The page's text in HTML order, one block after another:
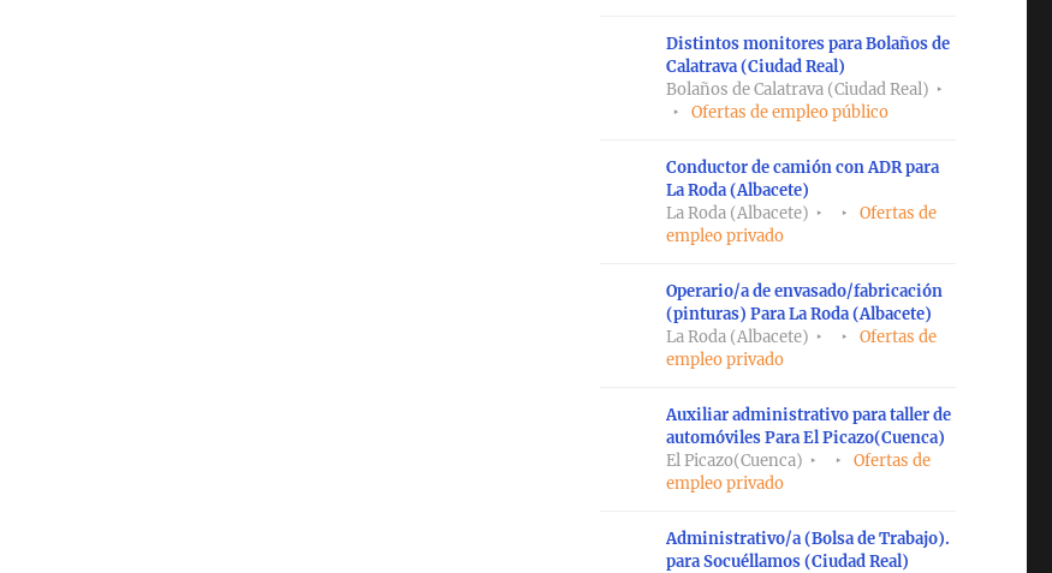
Distintos monitores para Bolaños de
Calatrava (Ciudad Real)
Bolaños de Calatrava (Ciudad Real)
Ofertas de empleo público
Conductor de camión con ADR para
La Roda (Albacete)
La Roda (Albacete)
Ofertas de
empleo privado
Operario/a de envasado/fabricación
(pinturas) Para La Roda (Albacete)
La Roda (Albacete)
Ofertas de
empleo privado
Auxiliar administrativo para taller de
automóviles Para El Picazo(Cuenca)
El Picazo(Cuenca)
Ofertas de
empleo privado
Administrativo/a (Bolsa de Trabajo).
para Socuéllamos (Ciudad Real)